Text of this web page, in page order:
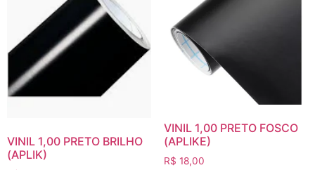
VINIL 1,00 PRETO BRILHO
(APLIK)
VINIL 1,00 PRETO FOSCO
(APLIKE)
R$ 18,00